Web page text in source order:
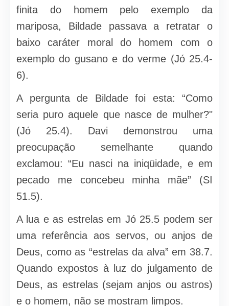
finita do homem pelo exemplo da
mariposa, Bildade passava a retratar o
baixo caráter moral do homem com o
exemplo do gusano e do verme (Jó 25.4-
6).
A pergunta de Bildade foi esta: “Como
seria puro aquele que nasce de mulher?"
(Jó 25.4). Davi demonstrou uma
preocupação semelhante quando
exclamou: “Eu nasci na iniqüidade, e em
pecado me concebeu minha mãe” (SI
51.5).
A lua e as estrelas em Jó 25.5 podem ser
uma referência aos servos, ou anjos de
Deus, como as “estrelas da alva” em 38.7.
Quando expostos à luz do julgamento de
Deus, as estrelas (sejam anjos ou astros)
e o homem, não se mostram limpos.